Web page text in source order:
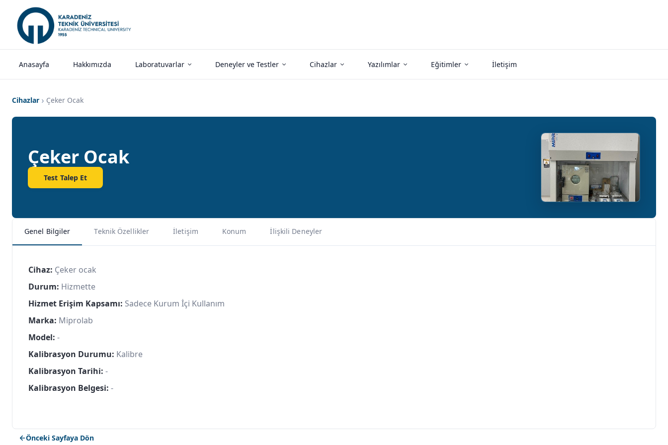
Anasayfa Hakkımızda Laboratuvarlar Deneyler ve Testler Cihazlar Yazılımlar Eğitimler İletişim
Cihazlar Çeker Ocak
Çeker Ocak
Test Talep Et
Genel Bilgiler Teknik Özellikler İletişim Konum İlişkili Deneyler
Cihaz: Çeker ocak
Durum: Hizmette
Hizmet Erişim Kapsamı: Sadece Kurum İçi Kullanım
Marka: Miprolab
Model: -
Kalibrasyon Durumu: Kalibre
Kalibrasyon Tarihi: -
Kalibrasyon Belgesi: -
Önceki Sayfaya Dön